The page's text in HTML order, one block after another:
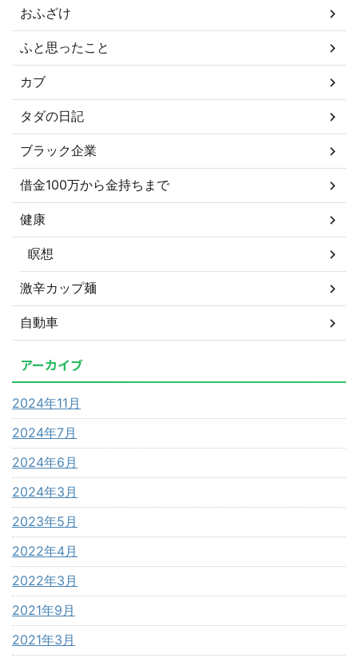
おふざけ
ふと思ったこと
カブ
タダの日記
ブラック企業
借金100万から金持ちまで
健康
瞑想
激辛カップ麺
自動車
アーカイブ
2024年11月
2024年7月
2024年6月
2024年3月
2023年5月
2022年4月
2022年3月
2021年9月
2021年3月